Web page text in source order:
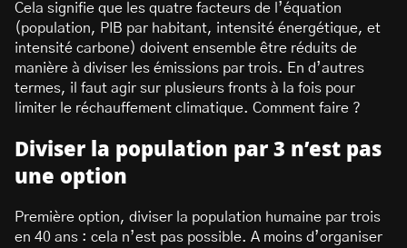
Cela signifie que les quatre facteurs de l’équation
(population, PIB par habitant, intensité énergétique, et
intensité carbone) doivent ensemble être réduits de
manière à diviser les émissions par trois. En d’autres
termes, il faut agir sur plusieurs fronts à la fois pour
limiter le réchauffement climatique. Comment faire ?
Diviser la population par 3 n’est pas
une option
Première option, diviser la population humaine par trois
en 40 ans : cela n’est pas possible. A moins d’organiser